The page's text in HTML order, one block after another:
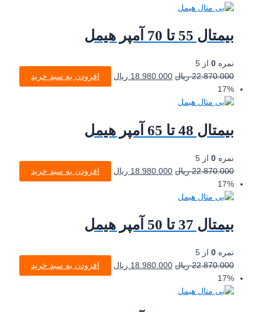
بیمتال 55 تا 70 آمپر هیمل
نمره 0 از 5
22.870.000 ریال 18.980.000 ریال
افزودن به سبد خرید
17%
بیمتال 48 تا 65 آمپر هیمل
نمره 0 از 5
22.870.000 ریال 18.980.000 ریال
افزودن به سبد خرید
17%
بیمتال 37 تا 50 آمپر هیمل
نمره 0 از 5
22.870.000 ریال 18.980.000 ریال
افزودن به سبد خرید
17%